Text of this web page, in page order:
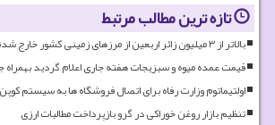
تازه ترین مطالب مرتبط
بالاتر از ۳ میلیون زائر اربعین از مرزهای زمینی کشور خارج شدند
قیمت عمده میوه و سبزیجات هفته جاری اعلام گردید
اولتیماتوم وزارت رفاه برای اتصال فروشگاه ها به سیستم کوپن
تنظیم بازار روغن خوراکی در گرو بازپرداخت مطالبات ارزی